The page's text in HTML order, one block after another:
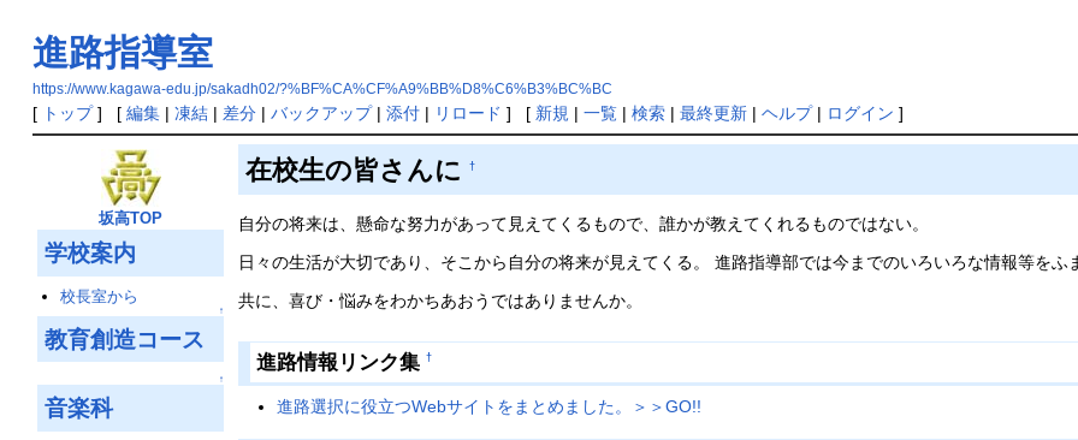
進路指導室
https://www.kagawa-edu.jp/sakadh02/?%BF%CA%CF%A9%BB%D8%C6%B3%BC%BC
[ トップ] [ 編集| 凍結| 差分| バックアップ| 添付| リロード ] [ 新規 | 一覧| 検索| 最終更新| ヘルプ| ログイン ]
在校生の皆さんに†
自分の将来は、懸命な努力があって見えてくるもので、誰かが教えてくれるものではない。
日々の生活が大切であり、そこから自分の将来が見えてくる。 進路指導部では今までのいろいろな情報等を
共に、喜び・悩みをわかちあおうではありませんか。
進路情報リンク集 †
進路選択に役立つWebサイトをまとめました。＞＞GO!!
坂高TOP
学校案内
校長室から
↑
教育創造コース
↑
音楽科